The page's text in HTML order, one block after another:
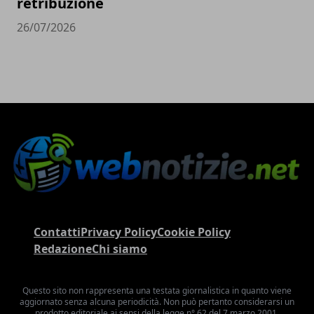
26/07/2026
ContattiPrivacy PolicyCookie Policy
RedazioneChi siamo
Questo sito non rappresenta una testata giornalistica in quanto viene
aggiornato senza alcuna periodicità. Non può pertanto considerarsi un